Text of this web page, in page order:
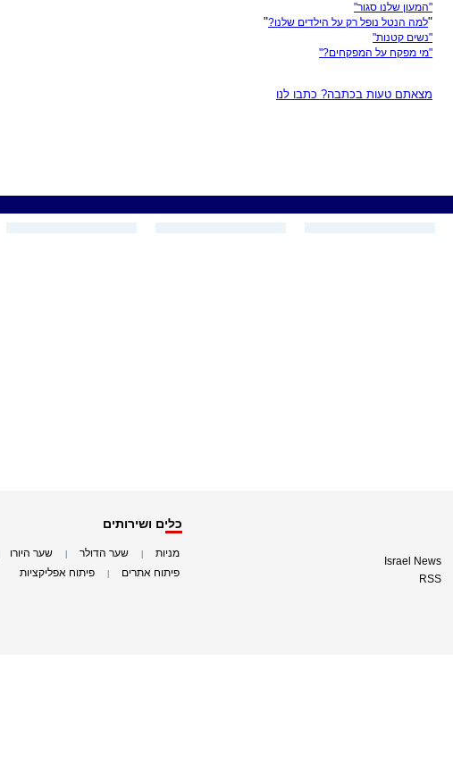
"המעון שלנו סגור"
"למה הנטל נופל רק על הילדים שלנו?"
"נשים קטנות"
"מי מפקח על המפקחים?"
מצאתם טעות בכתבה? כתבו לנו
Israel News
RSS
כלים ושירותים
מניות שער הדולר שער היורו
פיתוח אתרים פיתוח אפליקציות